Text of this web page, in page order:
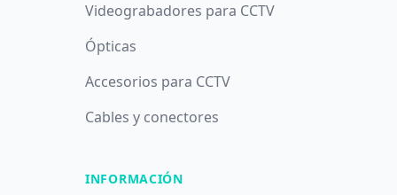
Videograbadores para CCTV
Ópticas
Accesorios para CCTV
Cables y conectores
INFORMACIÓN